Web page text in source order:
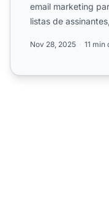
email marketing
listas de
Nov 28, 2025 11 min